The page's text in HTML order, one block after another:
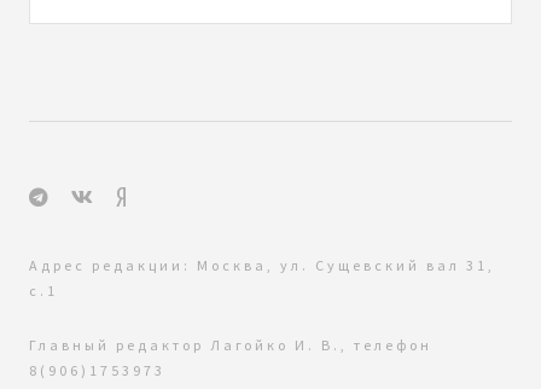
Адрес редакции: Москва, ул. Сущевский вал 31,
с.1
Главный редактор Лагойко И. В., телефон
8(906)1753973